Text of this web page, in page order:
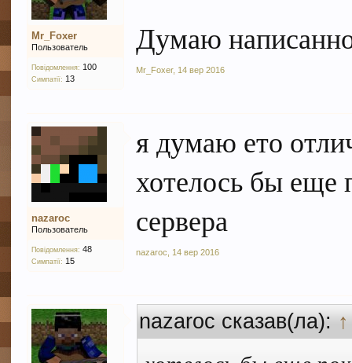
Mr_Foxer
Пользователь
Повідомлення: 100
Симпатії: 13
Думаю
Mr_Foxer, 14 вер 2016
nazaroc
Пользователь
Повідомлення: 48
Симпатії: 15
я думаю ето
хотелось бы еще
сервера
nazaroc 14 вер 2016
nazaroc сказав(ла):↑